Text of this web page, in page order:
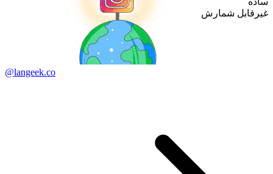
غیرقابل شمارش
@langeek.co